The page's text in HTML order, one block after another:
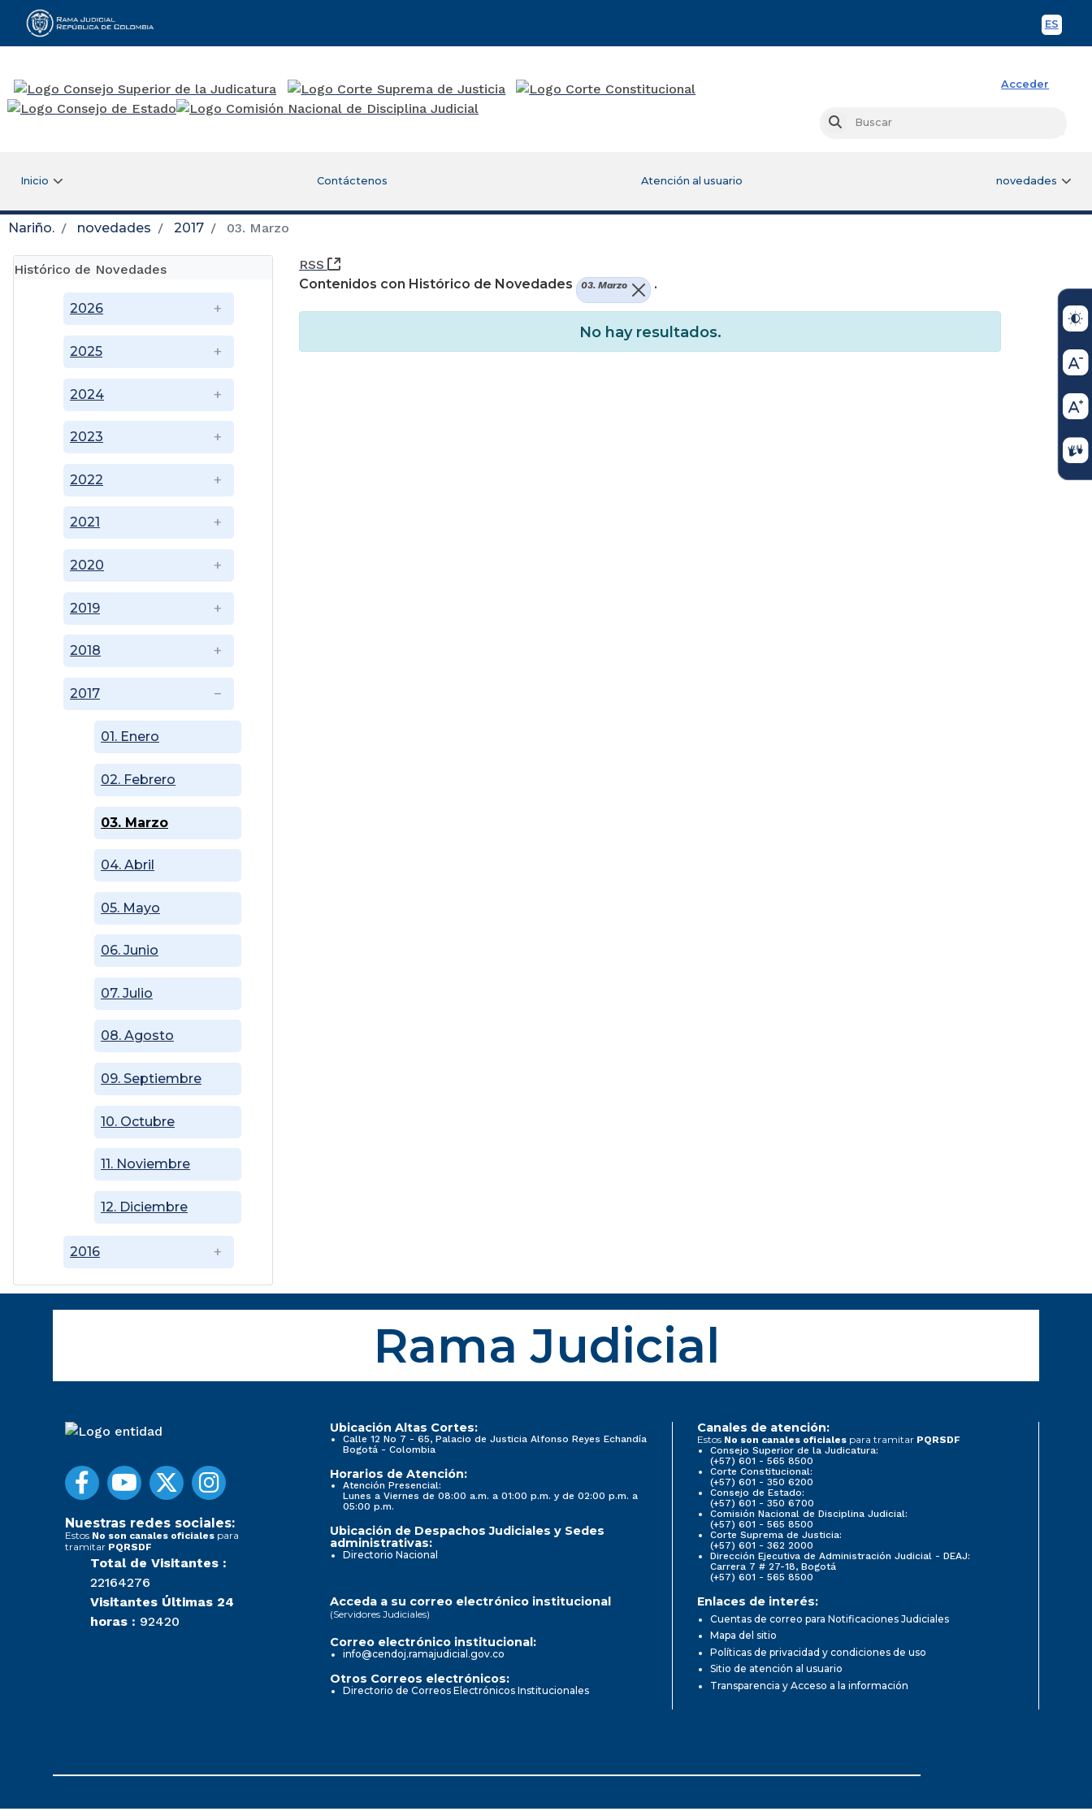
ES
Rama Judicial
Acceder
Buscar
Inicio Contáctenos Atención al usuario novedades
Nariño. novedades 2017 03. Marzo
Histórico de Novedades
2016
2017
01. Enero
02. Febrero
03. Marzo
04. Abril
05. Mayo
06. Junio
07. Julio
08. Agosto
09. Septiembre
10. Octubre
11. Noviembre
12. Diciembre
2018
2019
2020
2021
2022
2023
2024
2025
2026
RSS
(Abre una nueva ventana)
Contenidos con Histórico de Novedades
03. Marzo .
No hay resultados.
Rama Judicial
Nuestras redes sociales:
Estos No son canales oficiales para
tramitar PQRSDF
Total de Visitantes :
22164276
Visitantes Últimas 24
horas : 92420
Ubicación Altas Cortes:
Calle 12 No 7 - 65, Palacio de Justicia Alfonso Reyes Echandía
Bogotá - Colombia
Horarios de Atención:
Atención Presencial:
Lunes a Viernes de 08:00 a.m. a 01:00 p.m. y de 02:00 p.m. a
05:00 p.m.
Ubicación de Despachos Judiciales y Sedes
administrativas:
Directorio Nacional
Canales de atención:
Estos No son canales oficiales para tramitar PQRSDF
Consejo Superior de la Judicatura:
(+57) 601 - 565 8500
Corte Constitucional:
(+57) 601 - 350 6200
Consejo de Estado:
(+57) 601 - 350 6700
Comisión Nacional de Disciplina Judicial:
(+57) 601 - 565 8500
Corte Suprema de Justicia:
(+57) 601 - 362 2000
Dirección Ejecutiva de Administración Judicial - DEAJ:
Carrera 7 # 27-18, Bogotá
(+57) 601 - 565 8500
Acceda a su correo electrónico institucional
(Servidores Judiciales)
Correo electrónico institucional:
info@cendoj.ramajudicial.gov.co
Otros Correos electrónicos:
Directorio de Correos Electrónicos Institucionales
Enlaces de interés:
Cuentas de correo para Notificaciones Judiciales
Mapa del sitio
Políticas de privacidad y condiciones de uso
Sitio de atención al usuario
Transparencia y Acceso a la información